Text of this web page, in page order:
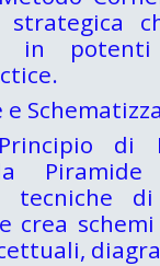
strategica
in
e
di
tecniche
crea